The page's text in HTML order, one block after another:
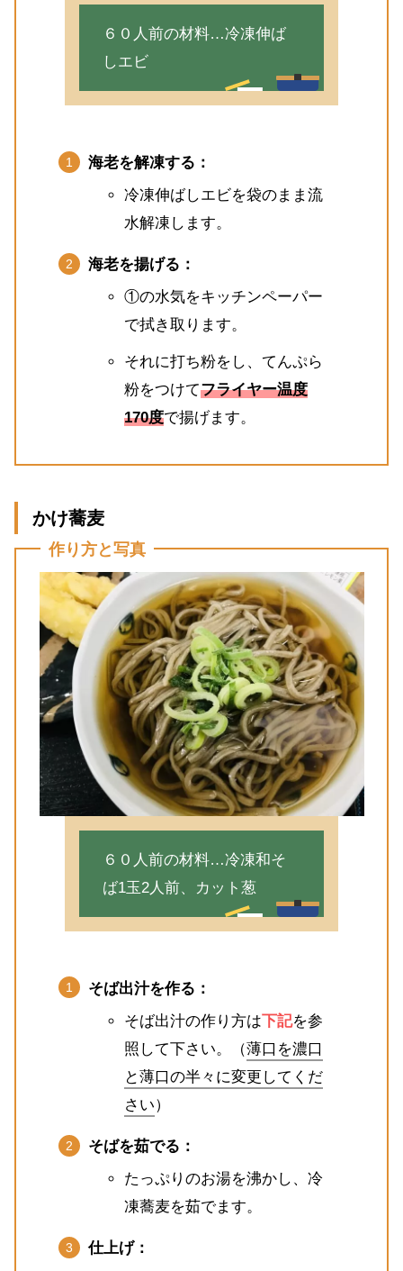
６０人前の材料…冷凍伸ば
しエビ
海老を解凍する：
冷凍伸ばしエビを袋のまま流
水解凍します。
海老を揚げる：
①の水気をキッチンペーパー
で拭き取ります。
それに打ち粉をし、てんぷら
粉をつけてフライヤー温度
170度で揚げます。
かけ蕎麦
作り方と写真
６０人前の材料…冷凍和そ
ば1玉2人前、カット葱
そば出汁を作る：
そば出汁の作り方は下記を参
照して下さい。（薄口を濃口
と薄口の半々に変更してくだ
さい）
そばを茹でる：
たっぷりのお湯を沸かし、冷
凍蕎麦を茹でます。
仕上げ：